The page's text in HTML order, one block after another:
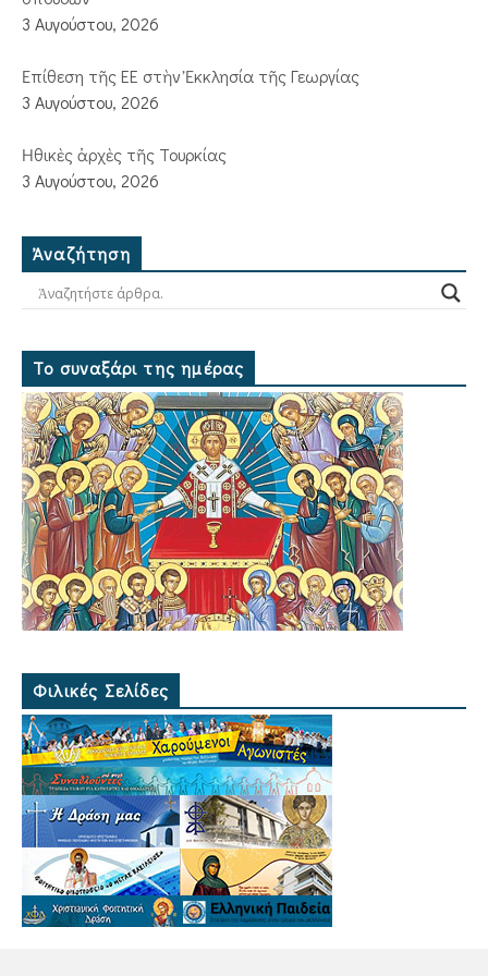
3 Αυγούστου, 2026
Ἐπίθεση τῆς ΕΕ στὴν Ἐκκλησία τῆς Γεωργίας
3 Αυγούστου, 2026
Ἠθικὲς ἀρχὲς τῆς Τουρκίας
3 Αυγούστου, 2026
Ἀναζήτηση
Το συναξάρι της ημέρας
Φιλικές Σελίδες